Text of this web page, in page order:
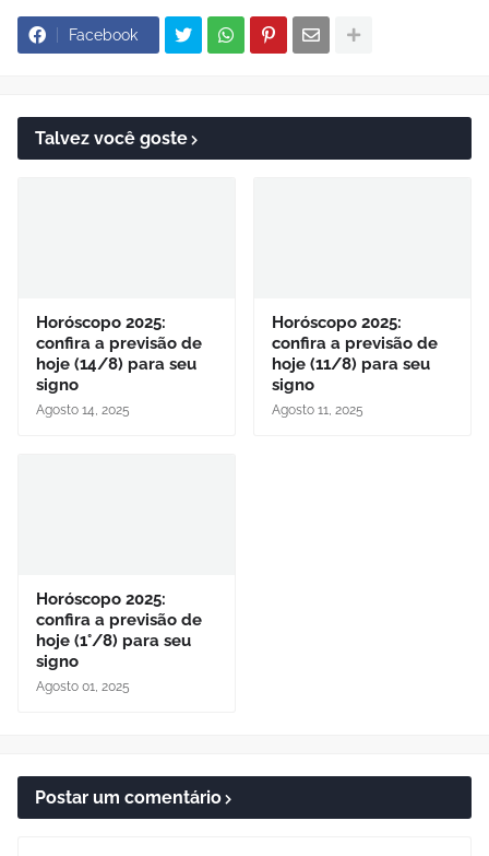
Facebook
Talvez você goste
Horóscopo 2025:
confira a previsão de
hoje (14/8) para seu
signo
Agosto 14, 2025
Horóscopo 2025:
confira a previsão de
hoje (11/8) para seu
signo
Agosto 11, 2025
Horóscopo 2025:
confira a previsão de
hoje (1°/8) para seu
signo
Agosto 01, 2025
Postar um comentário